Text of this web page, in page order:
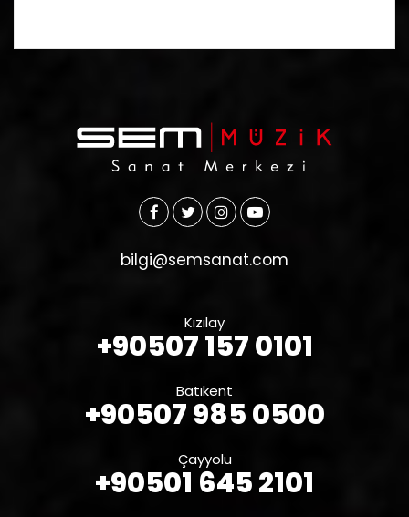
bilgi@semsanat.com
Kızılay
+90507 157 0101
Batıkent
+90507 985 0500
Çayyolu
+90501 645 2101